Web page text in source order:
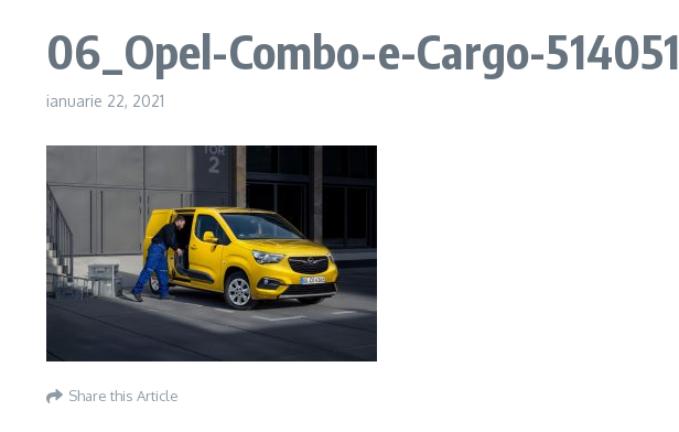
06_Opel-Combo-e-Cargo-514051
ianuarie 22, 2021
Share this Article